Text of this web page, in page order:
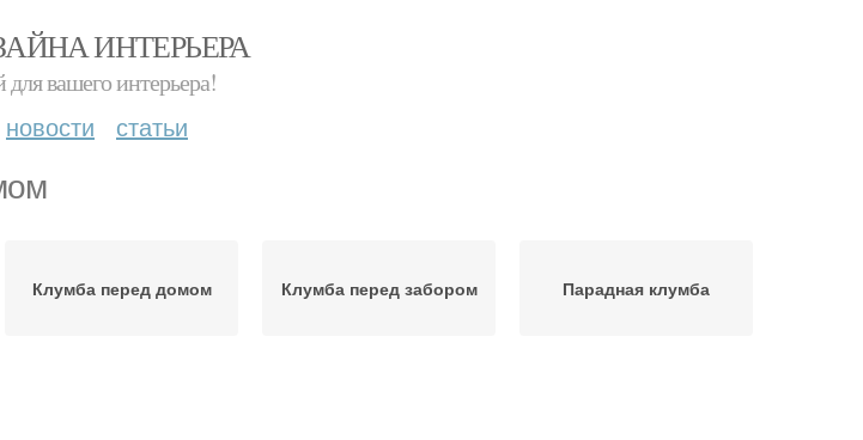
ИНТЕРЬЕРА
для вашего интерьера!
новости статьи
Клумба перед домом Клумба перед забором Парадная клумба